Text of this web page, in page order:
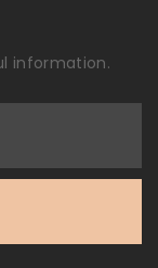
information.